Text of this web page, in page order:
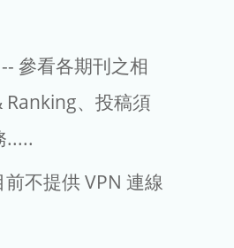
章處理費
EndNote
-- 參看各期刊之相
Ranking、投稿須
.....
前不提供 VPN 連線